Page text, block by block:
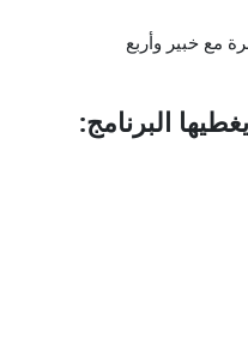
مع خبير وأربع
البرنامج: